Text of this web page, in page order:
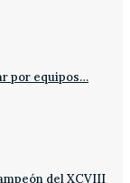
por equipos…
del XCVIII